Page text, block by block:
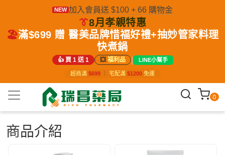
NEW 加入會員送 $100 + 66 購物金
👔8月孝親特惠
🏖️滿$699 贈 醫美品牌惜福好禮+抽妙管家料理
快煮鍋
👍 買 1 送 1 💥福利品 | LINE小幫手
超商滿 $699 宅配滿 $1200 免運
0
商品介紹